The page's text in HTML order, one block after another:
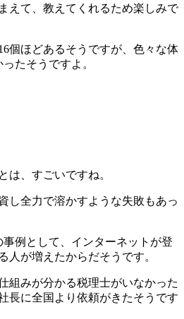
えて、教えてくれるため楽しみで
個ほどあるそうですが、色々な体
たそうですよ。
は、すごいですね。
し全力で溶かすような失敗もあっ
例として、インターネットが登
人が増えたからだそうです。
組みが分かる税理士がいなかった
長に全国より依頼がきたそうです